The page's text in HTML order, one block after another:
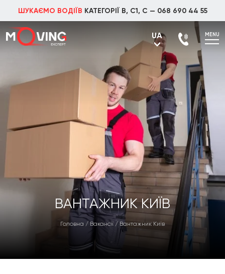
ШУКАЄМО ВОДІЇВ КАТЕГОРІЇ В, С1, С — 068 690 44 55
UA
UA
RU
MENU
Головна / Вакансії / Вантажник Київ
ВАНТАЖНИК КИЇВ